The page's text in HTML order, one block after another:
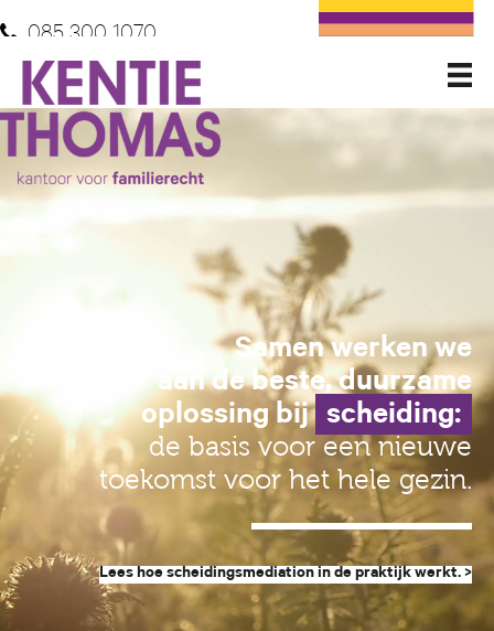
085 300 1070
Samen werken we
aan de beste, duurzame
oplossing bij scheiding:
de basis voor een nieuwe
toekomst voor het hele gezin.
Lees hoe scheidingsmediation in de praktijk werkt. >